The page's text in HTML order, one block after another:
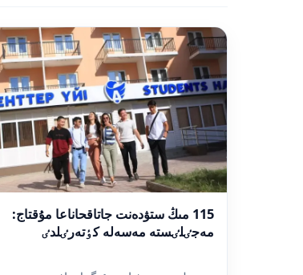
115 مىڭ ستۋدەنت جاتاقحاناعا مۇقتاج:
مەجٸلٸستە مەسەلە كٶتەرٸلدٸ